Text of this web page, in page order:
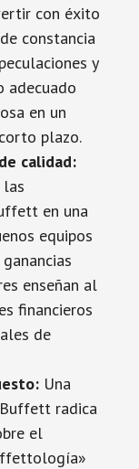
con éxito
constancia
y
adecuado
en un
plazo.
calidad:
en una
equipos
enseñan al
financieros
de
Una
radica
el